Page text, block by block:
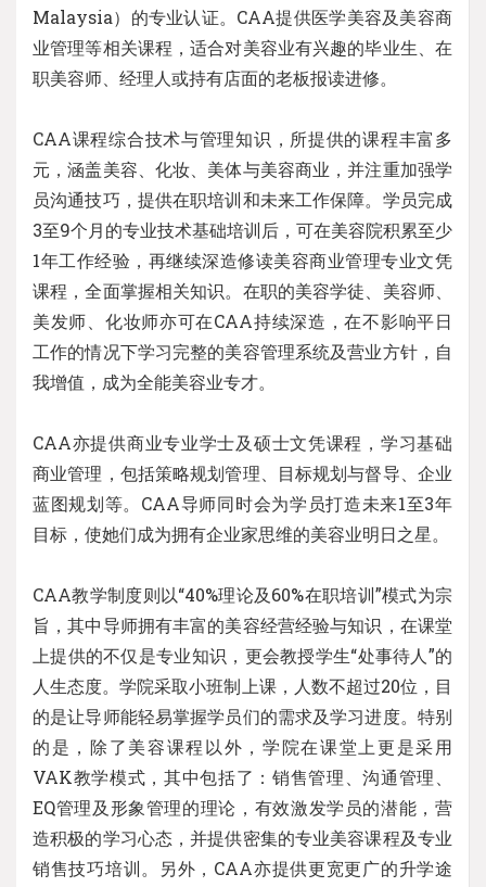
Malaysia）的专业认证。CAA提供医学美容及美容商
业管理等相关课程，适合对美容业有兴趣的毕业生、在
职美容师、经理人或持有店面的老板报读进修。
CAA课程综合技术与管理知识，所提供的课程丰富多
元，涵盖美容、化妆、美体与美容商业，并注重加强学
员沟通技巧，提供在职培训和未来工作保障。学员完成
3至9个月的专业技术基础培训后，可在美容院积累至少
1年工作经验，再继续深造修读美容商业管理专业文凭
课程，全面掌握相关知识。在职的美容学徒、美容师、
美发师、化妆师亦可在CAA持续深造，在不影响平日
工作的情况下学习完整的美容管理系统及营业方针，自
我增值，成为全能美容业专才。
CAA亦提供商业专业学士及硕士文凭课程，学习基础
商业管理，包括策略规划管理、目标规划与督导、企业
蓝图规划等。CAA导师同时会为学员打造未来1至3年
目标，使她们成为拥有企业家思维的美容业明日之星。
CAA教学制度则以“40%理论及60%在职培训”模式为宗
旨，其中导师拥有丰富的美容经营经验与知识，在课堂
上提供的不仅是专业知识，更会教授学生“处事待人”的
人生态度。学院采取小班制上课，人数不超过20位，目
的是让导师能轻易掌握学员们的需求及学习进度。特别
的是，除了美容课程以外，学院在课堂上更是采用
VAK教学模式，其中包括了：销售管理、沟通管理、
EQ管理及形象管理的理论，有效激发学员的潜能，营
造积极的学习心态，并提供密集的专业美容课程及专业
销售技巧培训。另外，CAA亦提供更宽更广的升学途